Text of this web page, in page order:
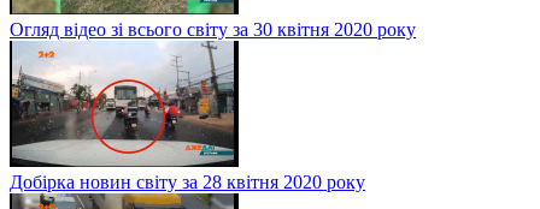
Огляд відео зі всього світу за 30 квітня 2020 року
Добірка новин світу за 28 квітня 2020 року